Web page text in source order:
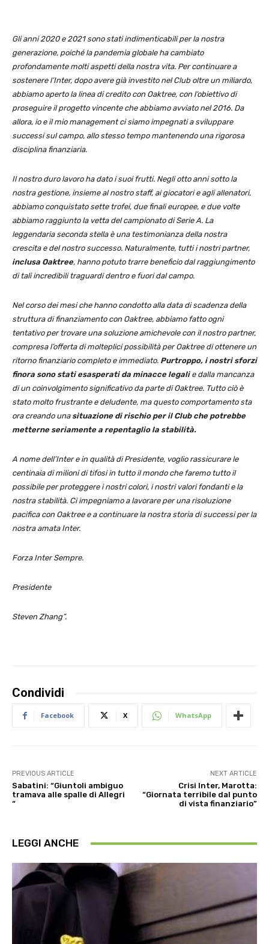
Gli anni 2020 e 2021 sono stati indimenticabili per la nostra
generazione, poiché la pandemia globale ha cambiato
profondamente molti aspetti della nostra vita. Per continuare a
sostenere l’Inter, dopo avere già investito nel Club oltre un miliardo,
abbiamo aperto la linea di credito con Oaktree, con l’obiettivo di
proseguire il progetto vincente che abbiamo avviato nel 2016. Da
allora, io e il mio management ci siamo impegnati a sviluppare
successi sul campo, allo stesso tempo mantenendo una rigorosa
disciplina finanziaria.
Il nostro duro lavoro ha dato i suoi frutti. Negli otto anni sotto la
nostra gestione, insieme al nostro staff, ai giocatori e agli allenatori,
abbiamo conquistato sette trofei, due finali europee, e due volte
abbiamo raggiunto la vetta del campionato di Serie A. La
leggendaria seconda stella è una testimonianza della nostra
crescita e del nostro successo. Naturalmente, tutti i nostri partner,
inclusa Oaktree, hanno potuto trarre beneficio dal raggiungimento
di tali incredibili traguardi dentro e fuori dal campo.
Nel corso dei mesi che hanno condotto alla data di scadenza della
struttura di finanziamento con Oaktree, abbiamo fatto ogni
tentativo per trovare una soluzione amichevole con il nostro partner,
compresa l’offerta di molteplici possibilità per Oaktree di ottenere un
ritorno finanziario completo e immediato. Purtroppo, i nostri sforzi
finora sono stati esasperati da minacce legali e dalla mancanza
di un coinvolgimento significativo da parte di Oaktree. Tutto ciò è
stato molto frustrante e deludente, ma questo comportamento sta
ora creando una situazione di rischio per il Club che potrebbe
metterne seriamente a repentaglio la stabilità.
A nome dell’Inter e in qualità di Presidente, voglio rassicurare le
centinaia di milioni di tifosi in tutto il mondo che faremo tutto il
possibile per proteggere i nostri colori, i nostri valori fondanti e la
nostra stabilità. Ci impegniamo a lavorare per una risoluzione
pacifica con Oaktree e a continuare la nostra storia di successi per la
nostra amata Inter.
Forza Inter Sempre.
Presidente
Steven Zhang”.
Condividi
Facebook X WhatsApp
PREVIOUS ARTICLE
Sabatini: “Giuntoli ambiguo
tramava alle spalle di Allegri
“
NEXT ARTICLE
Crisi Inter, Marotta:
“Giornata terribile dal punto
di vista finanziario”
LEGGI ANCHE